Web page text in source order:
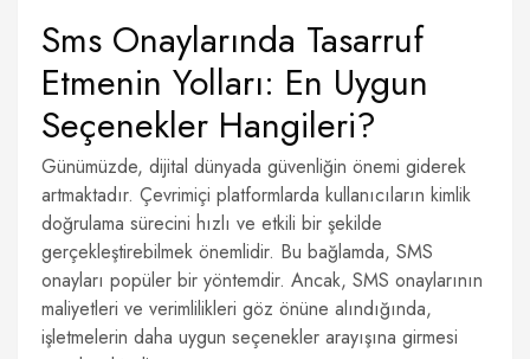
Sms Onaylarında Tasarruf
Etmenin Yolları: En Uygun
Seçenekler Hangileri?
Günümüzde, dijital dünyada güvenliğin önemi giderek
artmaktadır. Çevrimiçi platformlarda kullanıcıların kimlik
doğrulama sürecini hızlı ve etkili bir şekilde
gerçekleştirebilmek önemlidir. Bu bağlamda, SMS
onayları popüler bir yöntemdir. Ancak, SMS onaylarının
maliyetleri ve verimlilikleri göz önüne alındığında,
işletmelerin daha uygun seçenekler arayışına girmesi